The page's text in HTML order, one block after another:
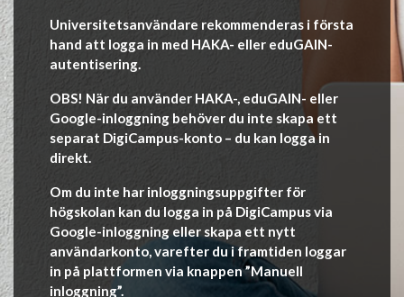
Universitetsanvändare rekommenderas i första
hand att logga in med HAKA- eller eduGAIN-
autentisering.
OBS! När du använder HAKA-, eduGAIN- eller
Google-inloggning behöver du inte skapa ett
separat DigiCampus-konto – du kan logga in
direkt.
Om du inte har inloggningsuppgifter för
högskolan kan du logga in på DigiCampus via
Google-inloggning eller skapa ett nytt
användarkonto, varefter du i framtiden loggar
in på plattformen via knappen ”Manuell
inloggning”.